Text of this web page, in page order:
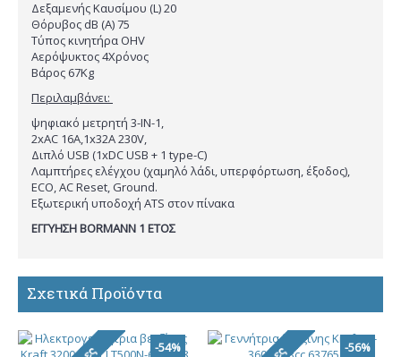
Δεξαμενής Καυσίμου (L) 20
Θόρυβος dB (A) 75
Τύπος κινητήρα OHV
Αερόψυκτος 4Χρόνος
Βάρος 67Kg
Περιλαμβάνει:
ψηφιακό μετρητή 3-IN-1,
2xAC 16A,1x32A 230V,
Διπλό USB (1xDC USB + 1 type-C)
Λαμπτήρες ελέγχου (χαμηλό λάδι, υπερφόρτωση, έξοδος),
ECO, AC Reset, Ground.
Εξωτερική υποδοχή ATS στον πίνακα
ΕΓΓΥΗΣΗ BORMANN 1 ΕΤΟΣ
Σχετικά Προϊόντα
-54% -56%